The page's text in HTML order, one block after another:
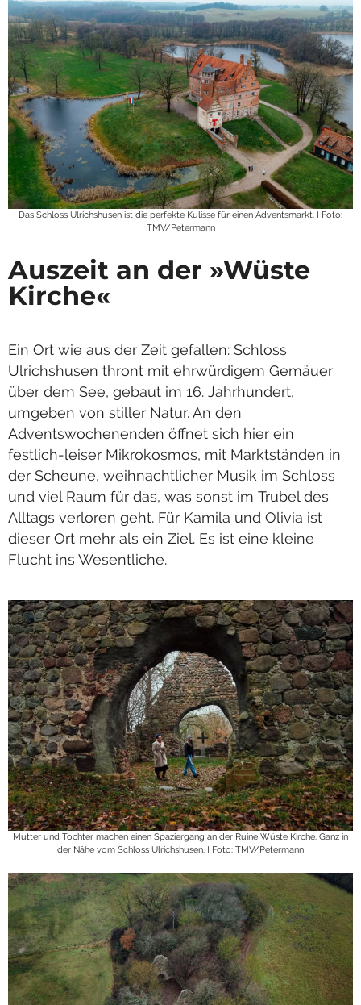
Das Schloss Ulrichshusen ist die perfekte Kulisse für einen Adventsmarkt. I Foto:
TMV/Petermann
Auszeit an der »Wüste
Kirche«
Ein Ort wie aus der Zeit gefallen: Schloss
Ulrichshusen thront mit ehrwürdigem Gemäuer
über dem See, gebaut im 16. Jahrhundert,
umgeben von stiller Natur. An den
Adventswochenenden öffnet sich hier ein
festlich-leiser Mikrokosmos, mit Marktständen in
der Scheune, weihnachtlicher Musik im Schloss
und viel Raum für das, was sonst im Trubel des
Alltags verloren geht. Für Kamila und Olivia ist
dieser Ort mehr als ein Ziel. Es ist eine kleine
Flucht ins Wesentliche.
Mutter und Tochter machen einen Spaziergang an der Ruine Wüste Kirche. Ganz in
der Nähe vom Schloss Ulrichshusen. I Foto: TMV/Petermann